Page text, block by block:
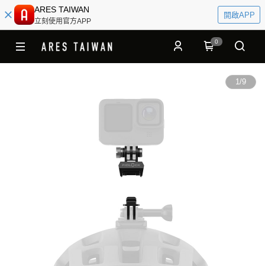
ARES TAIWAN
立刻使用官方APP
開啟APP
0
1/9